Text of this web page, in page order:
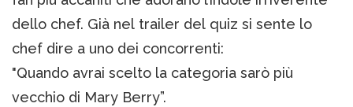
dello chef. Già nel trailer del quiz si sente lo
chef dire a uno dei concorrenti:
"Quando avrai scelto la categoria sarò più
vecchio di Mary Berry”.